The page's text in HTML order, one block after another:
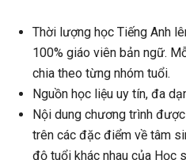
Thời lượng học Tiếng Anh
100% giáo viên bản ngữ.
chia theo từng nhóm tuổi.
Nguồn học liệu uy tín, đa
Nội dung chương trình
trên các đặc điểm về tâm
độ tuổi khác nhau của Học